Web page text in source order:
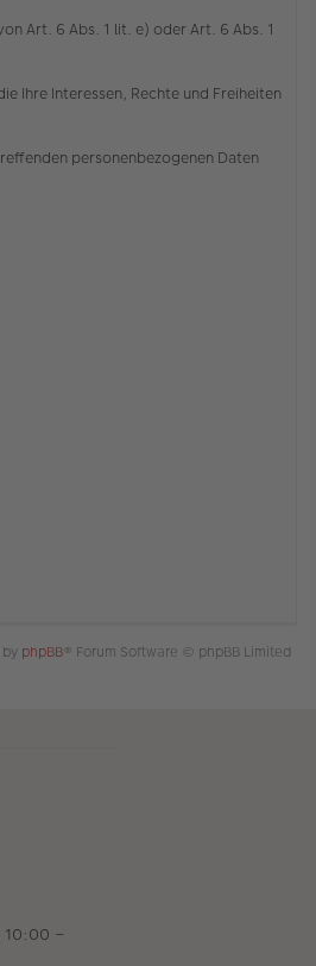
Art. 6 Abs. 1 lit. e) oder Art. 6 Abs. 1
Ihre Interessen, Rechte und Freiheiten
personenbezogenen Daten
phpBB® Forum Software © phpBB Limited
–